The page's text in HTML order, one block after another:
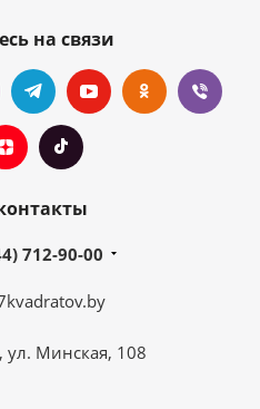
на связи
712-90-00
ул. Минская, 108